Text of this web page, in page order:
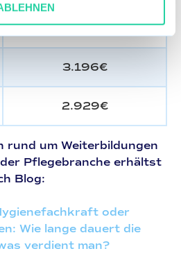
2.661€
3.196€
2.929€
rund um Weiterbildungen
Pflegebranche erhältst
Blog:
oder
Wie lange dauert die
verdient man?